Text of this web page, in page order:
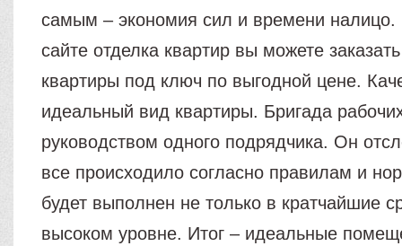
самым – экономия сил и времени налицо.
сайте отделка квартир вы можете
квартиры под ключ по выгодной цене.
идеальный вид квартиры. Бригада
руководством одного подрядчика. Он
все происходило согласно правилам и
будет выполнен не только в кратчайшие
высоком уровне. Итог – идеальные